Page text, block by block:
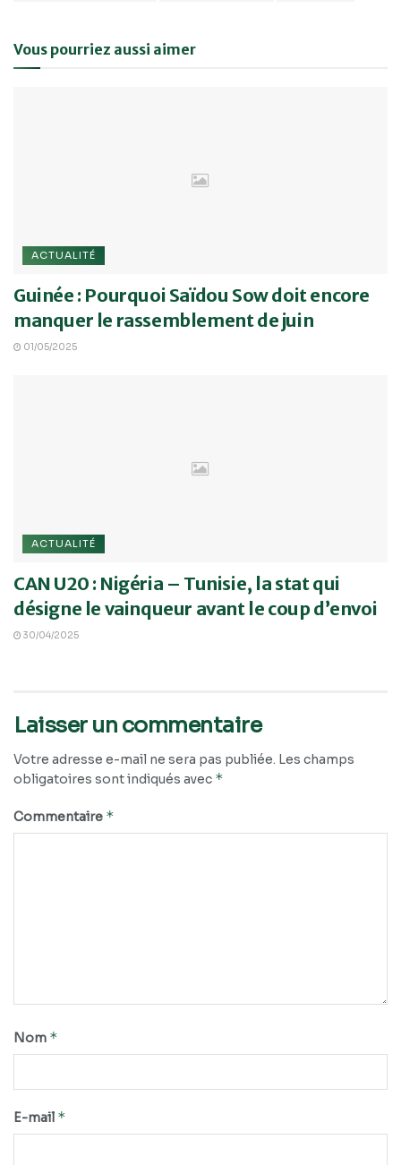
Vous pourriez aussi aimer
ACTUALITÉ
Guinée : Pourquoi Saïdou Sow doit encore
manquer le rassemblement de juin
01/05/2025
ACTUALITÉ
CAN U20 : Nigéria – Tunisie, la stat qui
désigne le vainqueur avant le coup d’envoi
30/04/2025
Laisser un commentaire
Votre adresse e-mail ne sera pas publiée. Les champs
obligatoires sont indiqués avec *
Commentaire *
Nom *
E-mail *